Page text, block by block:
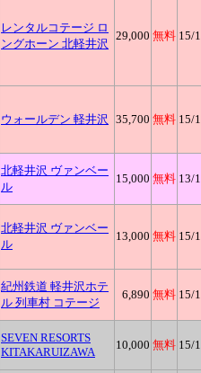
レンタルコテージ ロ
ングホーン 北軽井沢
29,000 無料 15/
ウォールデン 軽井沢 35,700 無料 15/
北軽井沢 ヴァンベー
ル
15,000 無料 13/
北軽井沢 ヴァンベー
ル
13,000 無料 15/
紀州鉄道 軽井沢ホテ
ル 列車村 コテージ
6,890 無料 15/
SEVEN RESORTS
KITAKARUIZAWA
10,000 無料 15/